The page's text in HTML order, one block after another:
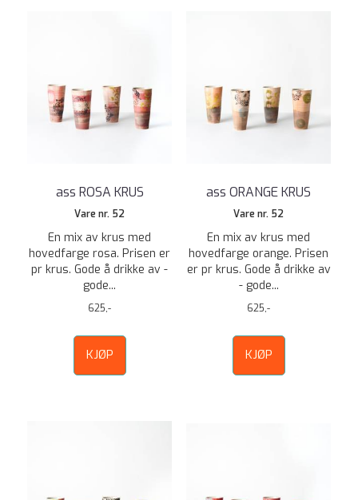
ass ROSA KRUS
Vare nr. 52
En mix av krus med
hovedfarge rosa. Prisen er
pr krus. Gode å drikke av -
gode...
625,-
KJØP
ass ORANGE KRUS
Vare nr. 52
En mix av krus med
hovedfarge orange. Prisen
er pr krus. Gode å drikke av
- gode...
625,-
KJØP